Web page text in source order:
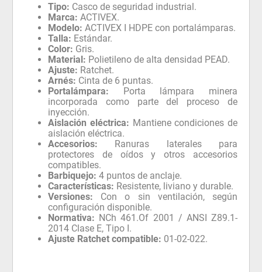
Tipo: Casco de seguridad industrial.
Marca: ACTIVEX.
Modelo: ACTIVEX I HDPE con portalámparas.
Talla: Estándar.
Color: Gris.
Material: Polietileno de alta densidad PEAD.
Ajuste: Ratchet.
Arnés: Cinta de 6 puntas.
Portalámpara: Porta lámpara minera
incorporada como parte del proceso de
inyección.
Aislación eléctrica: Mantiene condiciones de
aislación eléctrica.
Accesorios: Ranuras laterales para
protectores de oídos y otros accesorios
compatibles.
Barbiquejo: 4 puntos de anclaje.
Características: Resistente, liviano y durable.
Versiones: Con o sin ventilación, según
configuración disponible.
Normativa: NCh 461.Of 2001 / ANSI Z89.1-
2014 Clase E, Tipo I.
Ajuste Ratchet compatible: 01-02-022.